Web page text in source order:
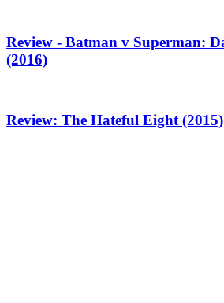
Review - Batman v Superman:
(2016)
Review: The Hateful Eight (2015)